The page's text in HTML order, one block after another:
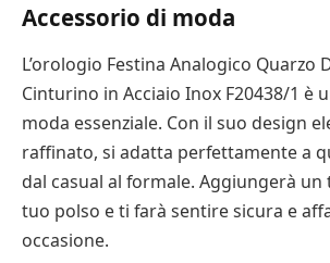
Accessorio di moda
L’orologio Festina Analogico Quarzo
Cinturino in Acciaio Inox F20438/1 è
moda essenziale. Con il suo design
raffinato, si adatta perfettamente a
dal casual al formale. Aggiungerà un
tuo polso e ti farà sentire sicura e
occasione.